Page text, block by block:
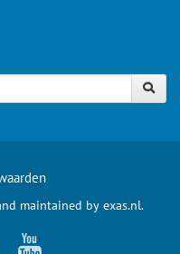
maintained by exas.nl.